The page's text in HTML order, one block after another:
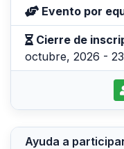
Evento por
Cierre de
octubre, 2026 -
Ayuda a